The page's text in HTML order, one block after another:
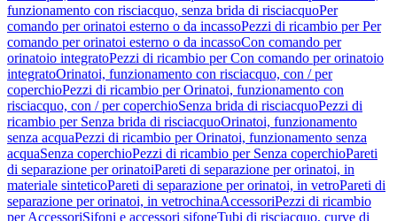
funzionamento con risciacquo, senza brida di risciacquoPer
comando per orinatoi esterno o da incassoPezzi di ricambio per Per
comando per orinatoi esterno o da incassoCon comando per
orinatoio integratoPezzi di ricambio per Con comando per orinatoio
integratoOrinatoi, funzionamento con risciacquo, con / per
coperchioPezzi di ricambio per Orinatoi, funzionamento con
risciacquo, con / per coperchioSenza brida di risciacquoPezzi di
ricambio per Senza brida di risciacquoOrinatoi, funzionamento
senza acquaPezzi di ricambio per Orinatoi, funzionamento senza
acquaSenza coperchioPezzi di ricambio per Senza coperchioPareti
di separazione per orinatoiPareti di separazione per orinatoi, in
materiale sinteticoPareti di separazione per orinatoi, in vetroPareti di
separazione per orinatoi, in vetrochinaAccessoriPezzi di ricambio
per AccessoriSifoni e accessori sifoneTubi di risciacquo, curve di